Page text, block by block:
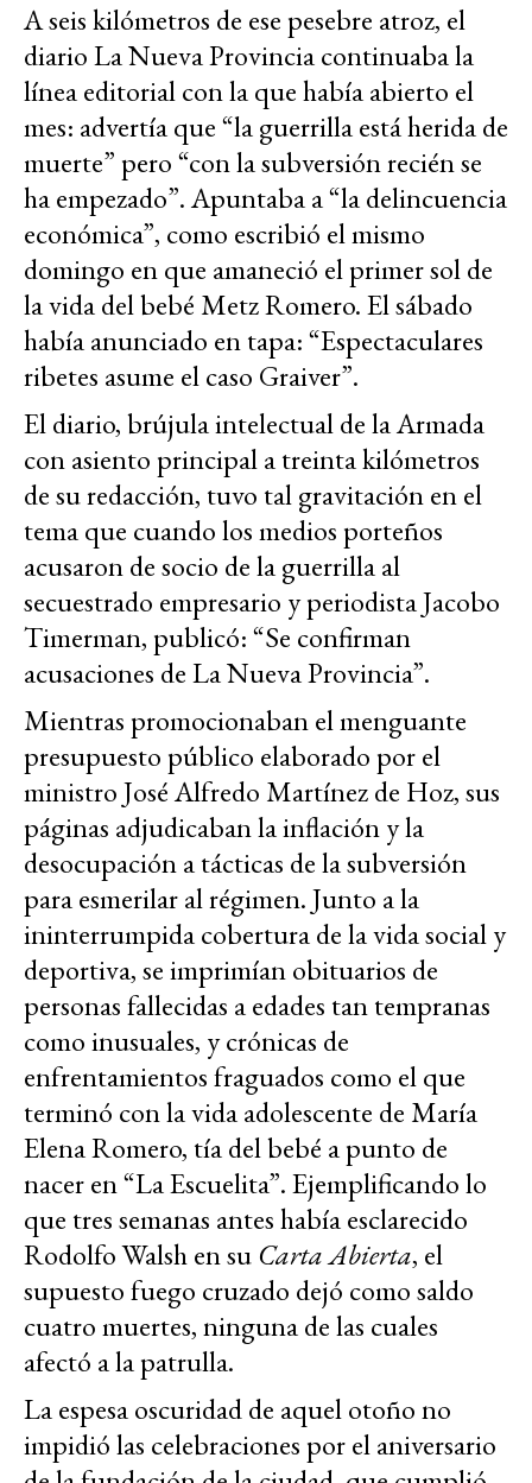
A seis kilómetros de ese pesebre atroz, el
diario La Nueva Provincia continuaba la
línea editorial con la que había abierto el
mes: advertía que “la guerrilla está herida de
muerte” pero “con la subversión recién se
ha empezado”. Apuntaba a “la delincuencia
económica”, como escribió el mismo
domingo en que amaneció el primer sol de
la vida del bebé Metz Romero. El sábado
había anunciado en tapa: “Espectaculares
ribetes asume el caso Graiver”.
El diario, brújula intelectual de la Armada
con asiento principal a treinta kilómetros
de su redacción, tuvo tal gravitación en el
tema que cuando los medios porteños
acusaron de socio de la guerrilla al
secuestrado empresario y periodista Jacobo
Timerman, publicó: “Se confirman
acusaciones de La Nueva Provincia”.
Mientras promocionaban el menguante
presupuesto público elaborado por el
ministro José Alfredo Martínez de Hoz, sus
páginas adjudicaban la inflación y la
desocupación a tácticas de la subversión
para esmerilar al régimen. Junto a la
ininterrumpida cobertura de la vida social y
deportiva, se imprimían obituarios de
personas fallecidas a edades tan tempranas
como inusuales, y crónicas de
enfrentamientos fraguados como el que
terminó con la vida adolescente de María
Elena Romero, tía del bebé a punto de
nacer en “La Escuelita”. Ejemplificando lo
que tres semanas antes había esclarecido
Rodolfo Walsh en su Carta Abierta, el
supuesto fuego cruzado dejó como saldo
cuatro muertes, ninguna de las cuales
afectó a la patrulla.
La espesa oscuridad de aquel otoño no
impidió las celebraciones por el aniversario